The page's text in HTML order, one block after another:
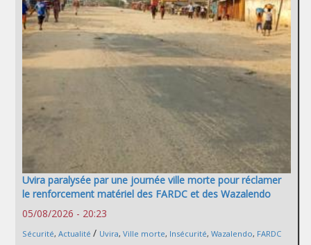
Uvira paralysée par une journée ville morte pour réclamer
le renforcement matériel des FARDC et des Wazalendo
05/08/2026 - 20:23
Sécurité, Actualité / Uvira, Ville morte, Insécurité, Wazalendo, FARDC